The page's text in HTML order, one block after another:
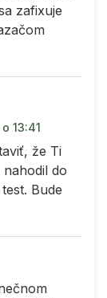
zafixuje
13:41
že Ti
do
Bude